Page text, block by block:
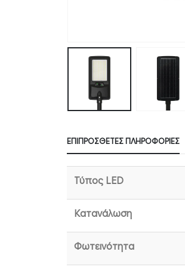
ΕΠΙΠΡΌΣΘΕΤΕΣ ΠΛΗΡΟΦΟΡΊΕΣ
Τύπος LED
Κατανάλωση
Φωτεινότητα